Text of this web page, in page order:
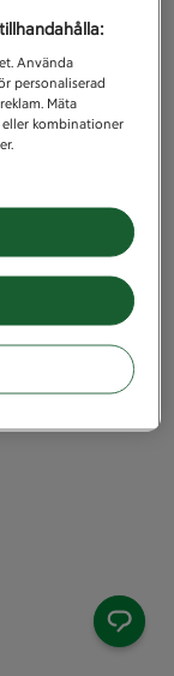
Använda
personaliserad
Mäta
kombinationer